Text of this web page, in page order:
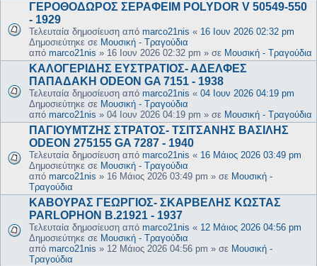
ΓΕΡΟΘΟΔΩΡΟΣ ΣΕΡΑΦΕΙΜ POLYDOR V 50549-550
- 1929
Τελευταία δημοσίευση από marco21nis « 16 Ιουν 2026 02:32 pm
Δημοσιεύτηκε σε Μουσική - Τραγούδια
από marco21nis » 16 Ιουν 2026 02:32 pm » σε Μουσική - Τραγούδια
ΚΑΛΟΓΕΡΙΔΗΣ ΕΥΣΤΡΑΤΙΟΣ- ΑΔΕΛΦΕΣ
ΠΑΠΑΔΑΚΗ ODEON GA 7151 - 1938
Τελευταία δημοσίευση από marco21nis « 04 Ιουν 2026 04:19 pm
Δημοσιεύτηκε σε Μουσική - Τραγούδια
από marco21nis » 04 Ιουν 2026 04:19 pm » σε Μουσική - Τραγούδια
ΠΑΓΙΟΥΜΤΖΗΣ ΣΤΡΑΤΟΣ- ΤΣΙΤΣΑΝΗΣ ΒΑΣΙΛΗΣ
ODEON 275155 GA 7287 - 1940
Τελευταία δημοσίευση από marco21nis « 16 Μάιος 2026 03:49 pm
Δημοσιεύτηκε σε Μουσική - Τραγούδια
από marco21nis » 16 Μάιος 2026 03:49 pm » σε Μουσική -
Τραγούδια
ΚΑΒΟΥΡΑΣ ΓΕΩΡΓΙΟΣ- ΣΚΑΡΒΕΛΗΣ ΚΩΣΤΑΣ
PARLOPHON B.21921 - 1937
Τελευταία δημοσίευση από marco21nis « 12 Μάιος 2026 04:56 pm
Δημοσιεύτηκε σε Μουσική - Τραγούδια
από marco21nis » 12 Μάιος 2026 04:56 pm » σε Μουσική -
Τραγούδια